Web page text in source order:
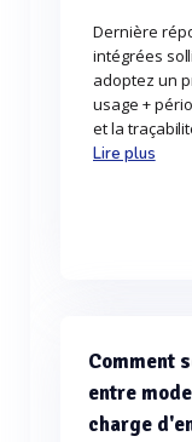
Dernière
intégrées
adoptez un
usage +
et la
Lire plus
Comment
entre
charge